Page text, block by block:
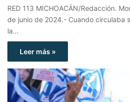
RED 113 MICHOACÁN/Redacción.
de junio de 2024.- Cuando circulaba
la…
Leer más »